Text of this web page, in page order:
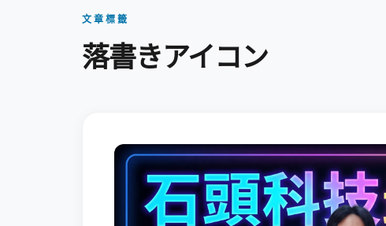
文章標籤
落書きアイコン